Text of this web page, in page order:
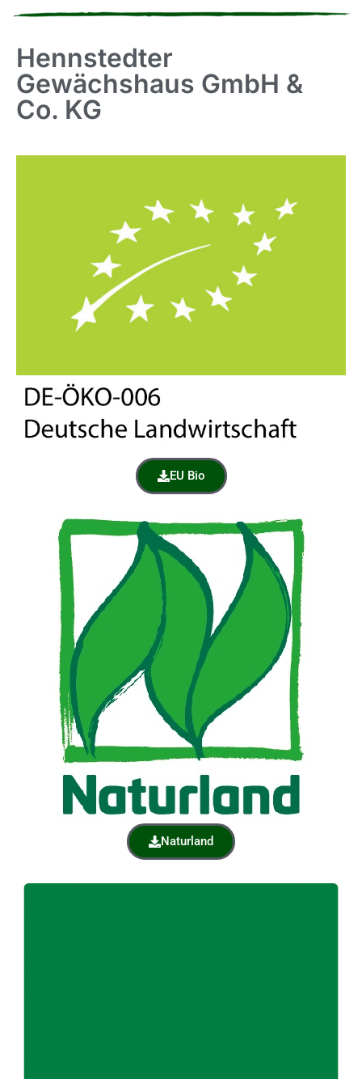
Hennstedter
Gewächshaus GmbH &
Co. KG
EU Bio
Naturland